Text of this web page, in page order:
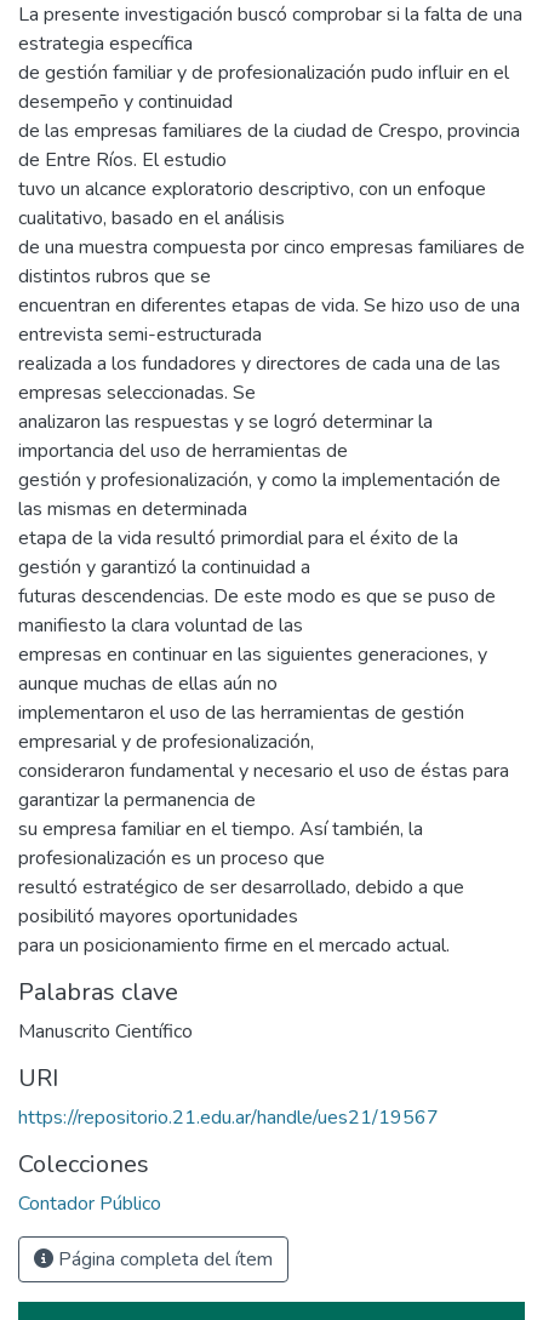
La presente investigación buscó comprobar si la falta de una
estrategia específica
de gestión familiar y de profesionalización pudo influir en el
desempeño y continuidad
de las empresas familiares de la ciudad de Crespo, provincia
de Entre Ríos. El estudio
tuvo un alcance exploratorio descriptivo, con un enfoque
cualitativo, basado en el análisis
de una muestra compuesta por cinco empresas familiares de
distintos rubros que se
encuentran en diferentes etapas de vida. Se hizo uso de una
entrevista semi-estructurada
realizada a los fundadores y directores de cada una de las
empresas seleccionadas. Se
analizaron las respuestas y se logró determinar la
importancia del uso de herramientas de
gestión y profesionalización, y como la implementación de
las mismas en determinada
etapa de la vida resultó primordial para el éxito de la
gestión y garantizó la continuidad a
futuras descendencias. De este modo es que se puso de
manifiesto la clara voluntad de las
empresas en continuar en las siguientes generaciones, y
aunque muchas de ellas aún no
implementaron el uso de las herramientas de gestión
empresarial y de profesionalización,
consideraron fundamental y necesario el uso de éstas para
garantizar la permanencia de
su empresa familiar en el tiempo. Así también, la
profesionalización es un proceso que
resultó estratégico de ser desarrollado, debido a que
posibilitó mayores oportunidades
para un posicionamiento firme en el mercado actual.
Palabras clave
Manuscrito Científico
URI
https://repositorio.21.edu.ar/handle/ues21/19567
Colecciones
Contador Público
Página completa del ítem